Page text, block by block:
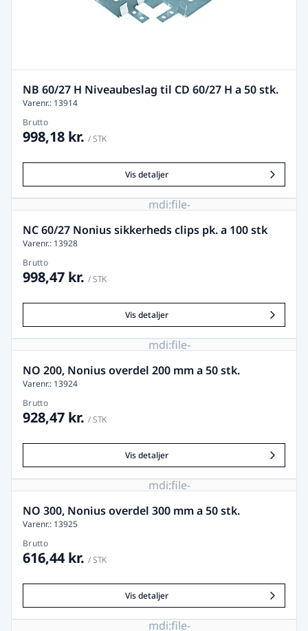
NB 60/27 H Niveaubeslag til CD 60/27 H a 50 stk.
Varenr.: 13914
Brutto
998,18 kr. / STK
Vis detaljer
mdi:file-
image-
remove
NC 60/27 Nonius sikkerheds clips pk. a 100 stk
Varenr.: 13928
Brutto
998,47 kr. / STK
Vis detaljer
mdi:file-
image-
remove
NO 200, Nonius overdel 200 mm a 50 stk.
Varenr.: 13924
Brutto
928,47 kr. / STK
Vis detaljer
mdi:file-
image-
remove
NO 300, Nonius overdel 300 mm a 50 stk.
Varenr.: 13925
Brutto
616,44 kr. / STK
Vis detaljer
mdi:file-